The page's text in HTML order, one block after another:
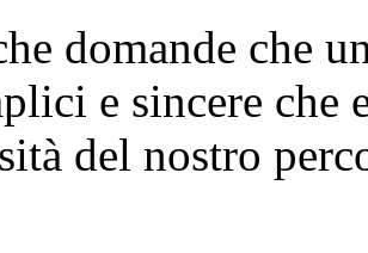
domande che
e sincere
del nostro